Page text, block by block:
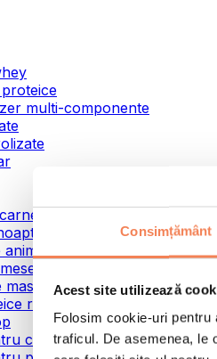
Consimțământ
Acest site utilizează
Folosim cookie-uri
traficul. De asemenea, le
multi-componente
de vită
masă pulbere
ready to drink
creșterea masei musculare